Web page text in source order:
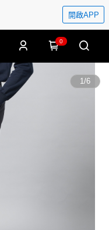
開啟APP
0
1/6